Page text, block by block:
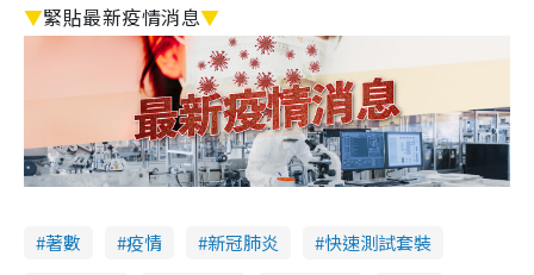
▼緊貼最新疫情消息▼
著數 疫情 新冠肺炎
快速測試套裝